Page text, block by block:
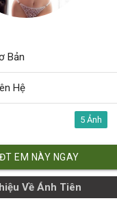
Bản
Hệ
5
EM NÀY NGAY
Về Ánh Tiên